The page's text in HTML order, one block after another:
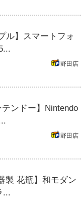
ル】スマートフォ
野田店
テンドー】Nintendo
野田店
製 花瓶】和モダン
...